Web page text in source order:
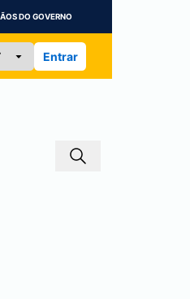
DO GOVERNO
Entrar